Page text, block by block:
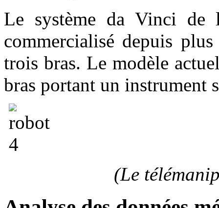
Le système da Vinci de
commercialisé depuis
trois bras. Le modèle
bras portant un instrument
(Le